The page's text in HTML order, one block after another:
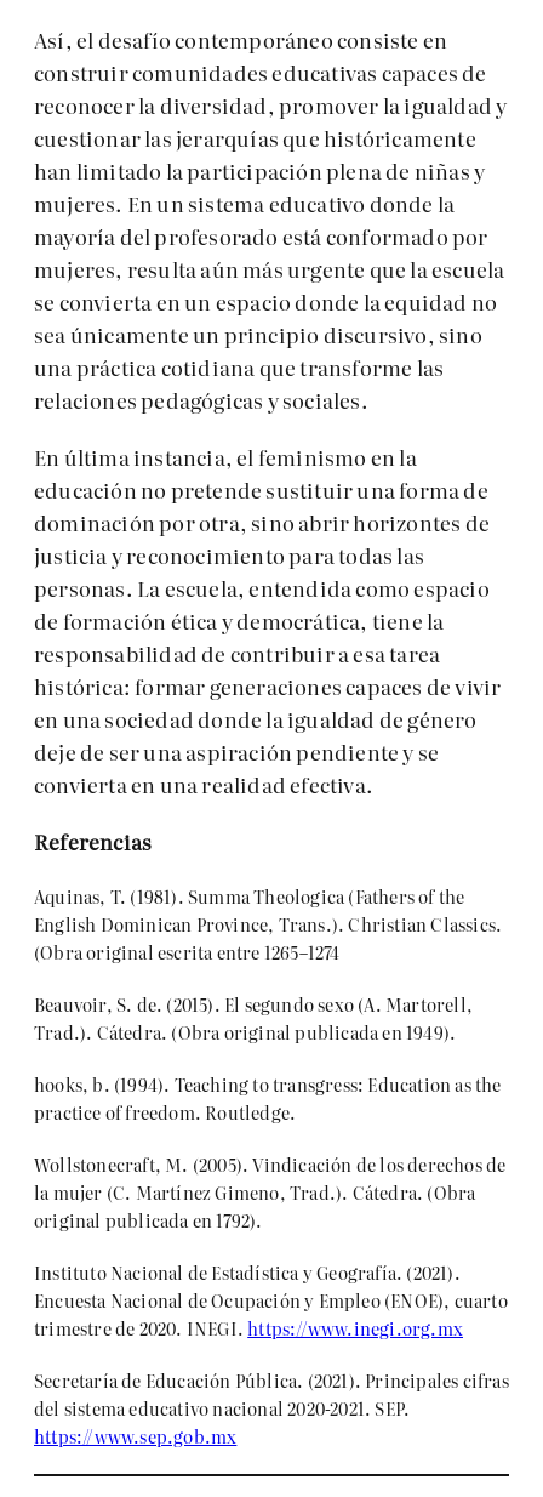
Así, el desafío contemporáneo consiste en
construir comunidades educativas capaces de
reconocer la diversidad, promover la igualdad y
cuestionar las jerarquías que históricamente
han limitado la participación plena de niñas y
mujeres. En un sistema educativo donde la
mayoría del profesorado está conformado por
mujeres, resulta aún más urgente que la escuela
se convierta en un espacio donde la equidad no
sea únicamente un principio discursivo, sino
una práctica cotidiana que transforme las
relaciones pedagógicas y sociales.
En última instancia, el feminismo en la
educación no pretende sustituir una forma de
dominación por otra, sino abrir horizontes de
justicia y reconocimiento para todas las
personas. La escuela, entendida como espacio
de formación ética y democrática, tiene la
responsabilidad de contribuir a esa tarea
histórica: formar generaciones capaces de vivir
en una sociedad donde la igualdad de género
deje de ser una aspiración pendiente y se
convierta en una realidad efectiva.
Referencias
Aquinas, T. (1981). Summa Theologica (Fathers of the
English Dominican Province, Trans.). Christian Classics.
(Obra original escrita entre 1265–1274
Beauvoir, S. de. (2015). El segundo sexo (A. Martorell,
Trad.). Cátedra. (Obra original publicada en 1949).
hooks, b. (1994). Teaching to transgress: Education as the
practice of freedom. Routledge.
Wollstonecraft, M. (2005). Vindicación de los derechos de
la mujer (C. Martínez Gimeno, Trad.). Cátedra. (Obra
original publicada en 1792).
Instituto Nacional de Estadística y Geografía. (2021).
Encuesta Nacional de Ocupación y Empleo (ENOE), cuarto
trimestre de 2020. INEGI.https://www.inegi.org.mx
Secretaría de Educación Pública. (2021). Principales cifras
del sistema educativo nacional 2020-2021. SEP.
https://www.sep.gob.mx